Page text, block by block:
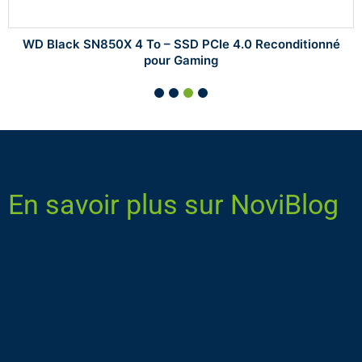
WD Black SN850X 4 To – SSD PCIe 4.0 Reconditionné
pour Gaming
En savoir plus sur NoviBlog